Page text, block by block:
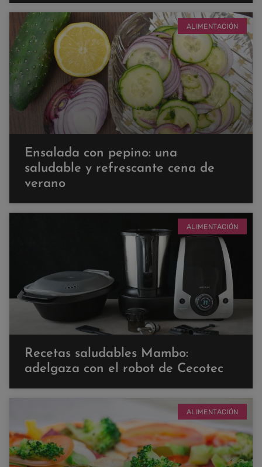
ALIMENTACIÓN
Ensalada con pepino: una
saludable y refrescante cena de
verano
ALIMENTACIÓN
Recetas saludables Mambo:
adelgaza con el robot de Cecotec
ALIMENTACIÓN